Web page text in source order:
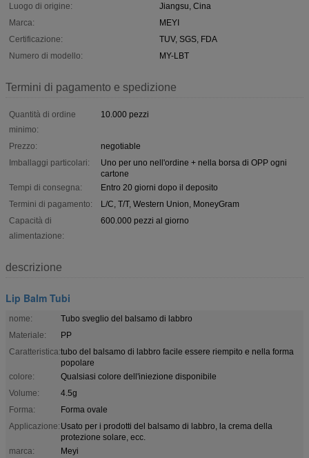
Luogo di origine:
Jiangsu, Cina
Marca:
MEYI
Certificazione:
TUV, SGS, FDA
Numero di modello:
MY-LBT
Termini di pagamento e spedizione
Quantità di ordine
minimo:
10.000 pezzi
Prezzo:
negotiable
Imballaggi particolari:
Uno per uno nell'ordine + nella borsa di OPP ogni
cartone
Tempi di consegna:
Entro 20 giorni dopo il deposito
Termini di pagamento:
L/C, T/T, Western Union, MoneyGram
Capacità di
alimentazione:
600.000 pezzi al giorno
descrizione
Lip Balm Tubi
nome:
Tubo sveglio del balsamo di labbro
Materiale:
PP
Caratteristica:tubo del balsamo di labbro facile essere riempito e nella forma
popolare
colore:
Qualsiasi colore dell'iniezione disponibile
Volume:
4.5g
Forma:
Forma ovale
Applicazione: Usato per i prodotti del balsamo di labbro, la crema della
protezione solare, ecc.
marca:
Meyi